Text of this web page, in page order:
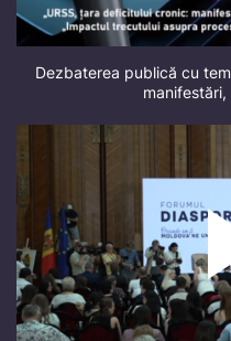
Dezbaterea publică cu